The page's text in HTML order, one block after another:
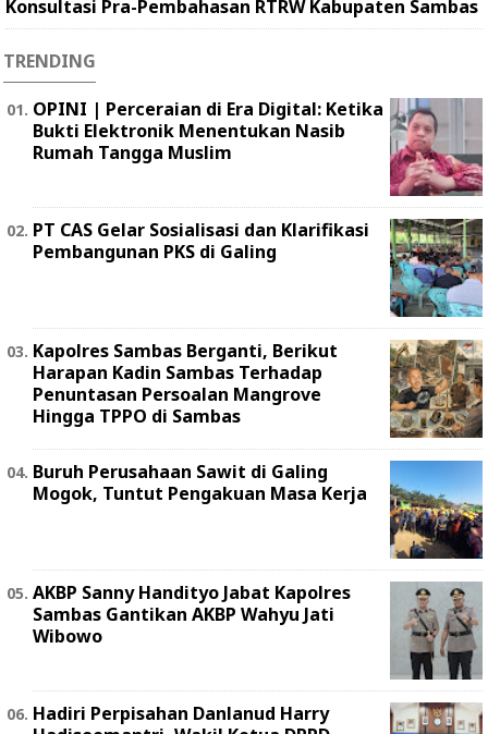
Konsultasi Pra-Pembahasan RTRW Kabupaten Sambas
TRENDING
OPINI | Perceraian di Era Digital: Ketika
Bukti Elektronik Menentukan Nasib
Rumah Tangga Muslim
PT CAS Gelar Sosialisasi dan Klarifikasi
Pembangunan PKS di Galing
Kapolres Sambas Berganti, Berikut
Harapan Kadin Sambas Terhadap
Penuntasan Persoalan Mangrove
Hingga TPPO di Sambas
Buruh Perusahaan Sawit di Galing
Mogok, Tuntut Pengakuan Masa Kerja
AKBP Sanny Handityo Jabat Kapolres
Sambas Gantikan AKBP Wahyu Jati
Wibowo
Hadiri Perpisahan Danlanud Harry